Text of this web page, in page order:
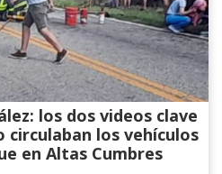
los dos videos clave
circulaban los vehículos
en Altas Cumbres